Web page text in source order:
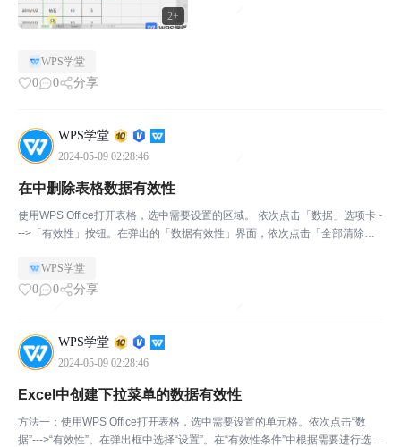
2+
WPS学堂
0 0 分享
WPS学堂
2024-05-09 02:28:46
在中删除表格数据有效性
使用WPS Office打开表格，选中需要设置的区域。 依次点击「数据」选项卡 -
-->「有效性」按钮。在弹出的「数据有效性」界面，依次点击「全部清除」--
WPS学堂
0 0 分享
WPS学堂
2024-05-09 02:28:46
Excel中创建下拉菜单的数据有效性
方法一：使用WPS Office打开表格，选中需要设置的单元格。依次点击“数
据”--->“有效性”。在弹出框中选择“设置”。在“有效性条件”中根据需要进行选